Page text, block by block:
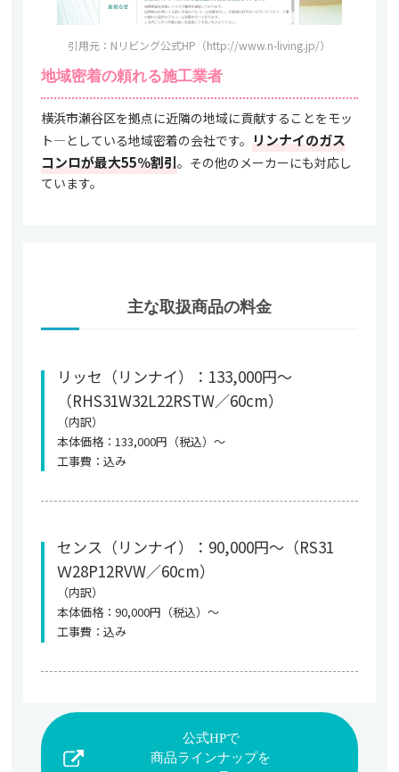
引用元：Nリビング公式HP（http://www.n-living.jp/）
地域密着の頼れる施工業者
横浜市瀬谷区を拠点に近隣の地域に貢献することをモッ
ト―としている地域密着の会社です。 リンナイのガス
コンロが最大55％割引。その他のメーカーにも対応し
ています。
主な取扱商品の料金
リッセ（リンナイ）：133,000円～
（RHS31W32L22RSTW／60cm）
（内訳）
本体価格：133,000円（税込）～
工事費：込み
センス（リンナイ）：90,000円～（RS31
Ｗ28P12RVW／60cm）
（内訳）
本体価格：90,000円（税込）～
工事費：込み
公式HPで
商品ラインナップを